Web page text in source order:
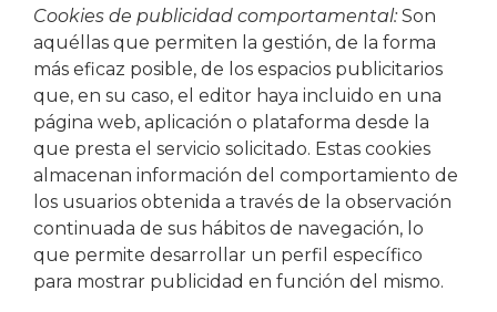
Cookies de publicidad comportamental: Son
aquéllas que permiten la gestión, de la forma
más eficaz posible, de los espacios publicitarios
que, en su caso, el editor haya incluido en una
página web, aplicación o plataforma desde la
que presta el servicio solicitado. Estas cookies
almacenan información del comportamiento de
los usuarios obtenida a través de la observación
continuada de sus hábitos de navegación, lo
que permite desarrollar un perfil específico
para mostrar publicidad en función del mismo.